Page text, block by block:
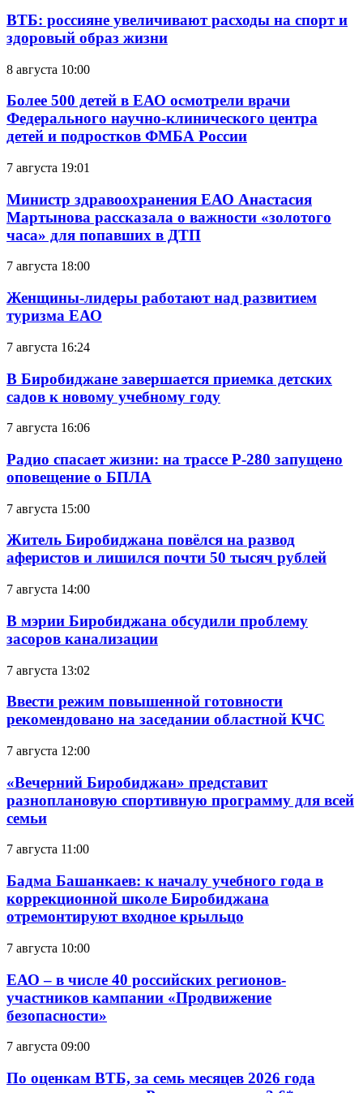
ВТБ: россияне увеличивают расходы на спорт и
здоровый образ жизни
8 августа 10:00
Более 500 детей в ЕАО осмотрели врачи
Федерального научно-клинического центра
детей и подростков ФМБА России
7 августа 19:01
Министр здравоохранения ЕАО Анастасия
Мартынова рассказала о важности «золотого
часа» для попавших в ДТП
7 августа 18:00
Женщины-лидеры работают над развитием
туризма ЕАО
7 августа 16:24
В Биробиджане завершается приемка детских
садов к новому учебному году
7 августа 16:06
Радио спасает жизни: на трассе Р-280 запущено
оповещение о БПЛА
7 августа 15:00
Житель Биробиджана повёлся на развод
аферистов и лишился почти 50 тысяч рублей
7 августа 14:00
В мэрии Биробиджана обсудили проблему
засоров канализации
7 августа 13:02
Ввести режим повышенной готовности
рекомендовано на заседании областной КЧС
7 августа 12:00
«Вечерний Биробиджан» представит
разноплановую спортивную программу для всей
семьи
7 августа 11:00
Бадма Башанкаев: к началу учебного года в
коррекционной школе Биробиджана
отремонтируют входное крыльцо
7 августа 10:00
ЕАО – в числе 40 российских регионов-
участников кампании «Продвижение
безопасности»
7 августа 09:00
По оценкам ВТБ, за семь месяцев 2026 года